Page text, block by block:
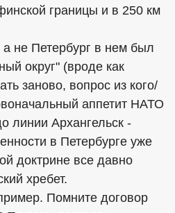
границы и в 250 км
не Петербург в нем был
округ" (вроде как
заново, вопрос из кого/
аппетит НАТО
линии Архангельск -
в Петербурге уже
доктрине все давно
хребет.
Помните договор